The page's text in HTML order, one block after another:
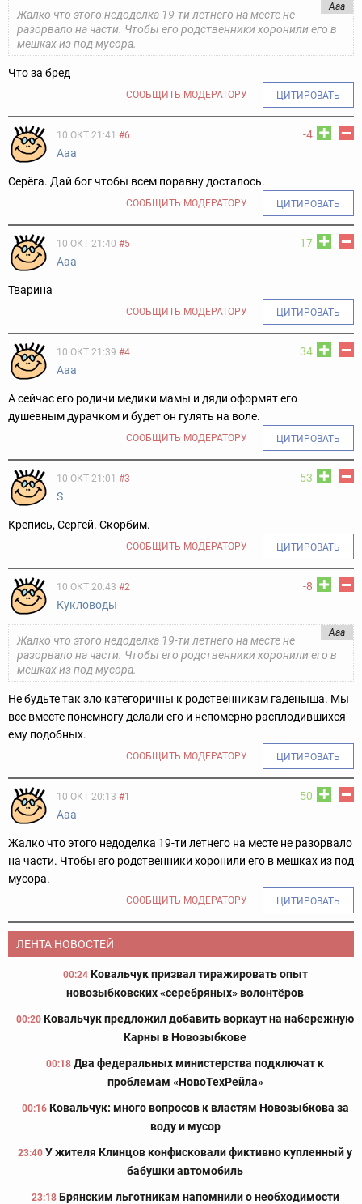
Ааа
Жалко что этого недоделка 19-ти летнего на месте не
разорвало на части. Чтобы его родственники хоронили его в
мешках из под мусора.
Что за бред
СООБЩИТЬ МОДЕРАТОРУ ЦИТИРОВАТЬ
-4
10 ОКТ 21:41 #6
Ааа
Серёга. Дай бог чтобы всем поравну досталось.
СООБЩИТЬ МОДЕРАТОРУ ЦИТИРОВАТЬ
17
10 ОКТ 21:40 #5
Ааа
Тварина
СООБЩИТЬ МОДЕРАТОРУ ЦИТИРОВАТЬ
34
10 ОКТ 21:39 #4
Ааа
А сейчас его родичи медики мамы и дяди оформят его
душевным дурачком и будет он гулять на воле.
СООБЩИТЬ МОДЕРАТОРУ ЦИТИРОВАТЬ
53
10 ОКТ 21:01 #3
S
Крепись, Сергей. Скорбим.
СООБЩИТЬ МОДЕРАТОРУ ЦИТИРОВАТЬ
-8
10 ОКТ 20:43 #2
Кукловоды
Ааа
Жалко что этого недоделка 19-ти летнего на месте не
разорвало на части. Чтобы его родственники хоронили его в
мешках из под мусора.
Не будьте так зло категоричны к родственникам гаденыша. Мы
все вместе понемногу делали его и непомерно расплодившихся
ему подобных.
СООБЩИТЬ МОДЕРАТОРУ ЦИТИРОВАТЬ
50
10 ОКТ 20:13 #1
Ааа
Жалко что этого недоделка 19-ти летнего на месте не разорвало
на части. Чтобы его родственники хоронили его в мешках из под
мусора.
СООБЩИТЬ МОДЕРАТОРУ ЦИТИРОВАТЬ
ЛЕНТА НОВОСТЕЙ
00:24 Ковальчук призвал тиражировать опыт
новозыбковских «серебряных» волонтёров
00:20 Ковальчук предложил добавить воркаут на набережную
Карны в Новозыбкове
00:18 Два федеральных министерства подключат к
проблемам «НовоТехРейла»
00:16 Ковальчук: много вопросов к властям Новозыбкова за
воду и мусор
23:40 У жителя Клинцов конфисковали фиктивно купленный у
бабушки автомобиль
23:18 Брянским льготникам напомнили о необходимости